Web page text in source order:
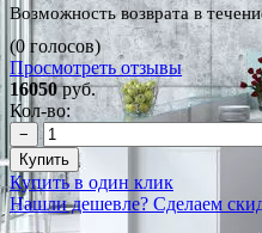
Возможность возврата в
(0 голосов)
Просмотреть отзывы
16050руб.
Кол-во:
−
Купить
Купить в один клик
Нашли дешевле? Сделаем